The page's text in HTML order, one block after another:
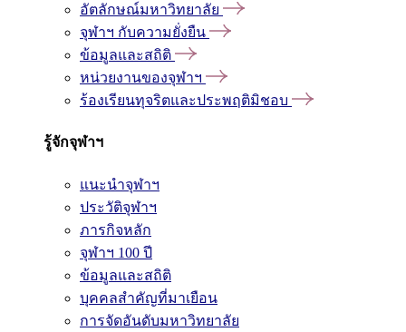
อัตลักษณ์มหาวิทยาลัย
จุฬาฯ กับความยั่งยืน
ข้อมูลและสถิติ
หน่วยงานของจุฬาฯ
ร้องเรียนทุจริตและประพฤติมิชอบ
รู้จักจุฬาฯ
แนะนำจุฬาฯ
ประวัติจุฬาฯ
ภารกิจหลัก
จุฬาฯ 100 ปี
ข้อมูลและสถิติ
บุคคลสำคัญที่มาเยือน
การจัดอันดับมหาวิทยาลัย